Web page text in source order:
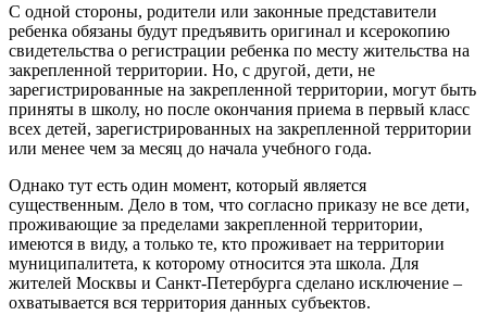
С одной стороны, родители или законные представители
ребенка обязаны будут предъявить оригинал и ксерокопию
свидетельства о регистрации ребенка по месту жительства на
закрепленной территории. Но, с другой, дети, не
зарегистрированные на закрепленной территории, могут быть
приняты в школу, но после окончания приема в первый класс
всех детей, зарегистрированных на закрепленной территории
или менее чем за месяц до начала учебного года.
Однако тут есть один момент, который является
существенным. Дело в том, что согласно приказу не все дети,
проживающие за пределами закрепленной территории,
имеются в виду, а только те, кто проживает на территории
муниципалитета, к которому относится эта школа. Для
жителей Москвы и Санкт-Петербурга сделано исключение –
охватывается вся территория данных субъектов.